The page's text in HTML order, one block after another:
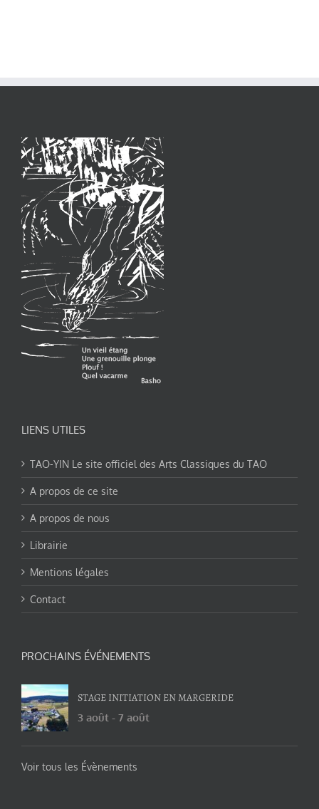
LIENS UTILES
TAO-YIN Le site officiel des Arts Classiques du TAO
A propos de ce site
A propos de nous
Librairie
Mentions légales
Contact
PROCHAINS ÉVÉNEMENTS
STAGE INITIATION EN MARGERIDE
3 août - 7 août
Voir tous les Évènements